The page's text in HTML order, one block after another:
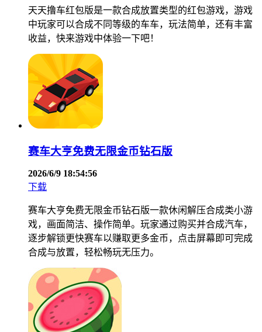
天天撸车红包版是一款合成放置类型的红包游戏，游戏
中玩家可以合成不同等级的车车，玩法简单，还有丰富
收益，快来游戏中体验一下吧！
赛车大亨免费无限金币钻石版
2026/6/9 18:54:56
下载
赛车大亨免费无限金币钻石版一款休闲解压合成类小游
戏，画面简洁、操作简单。玩家通过购买并合成汽车，
逐步解锁更快赛车以赚取更多金币，点击屏幕即可完成
合成与放置，轻松畅玩无压力。